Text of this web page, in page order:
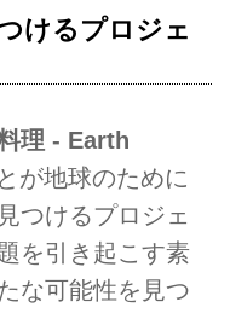
けるプロジェ
理 - Earth
が地球のために
つけるプロジェ
を引き起こす素
な可能性を見つ